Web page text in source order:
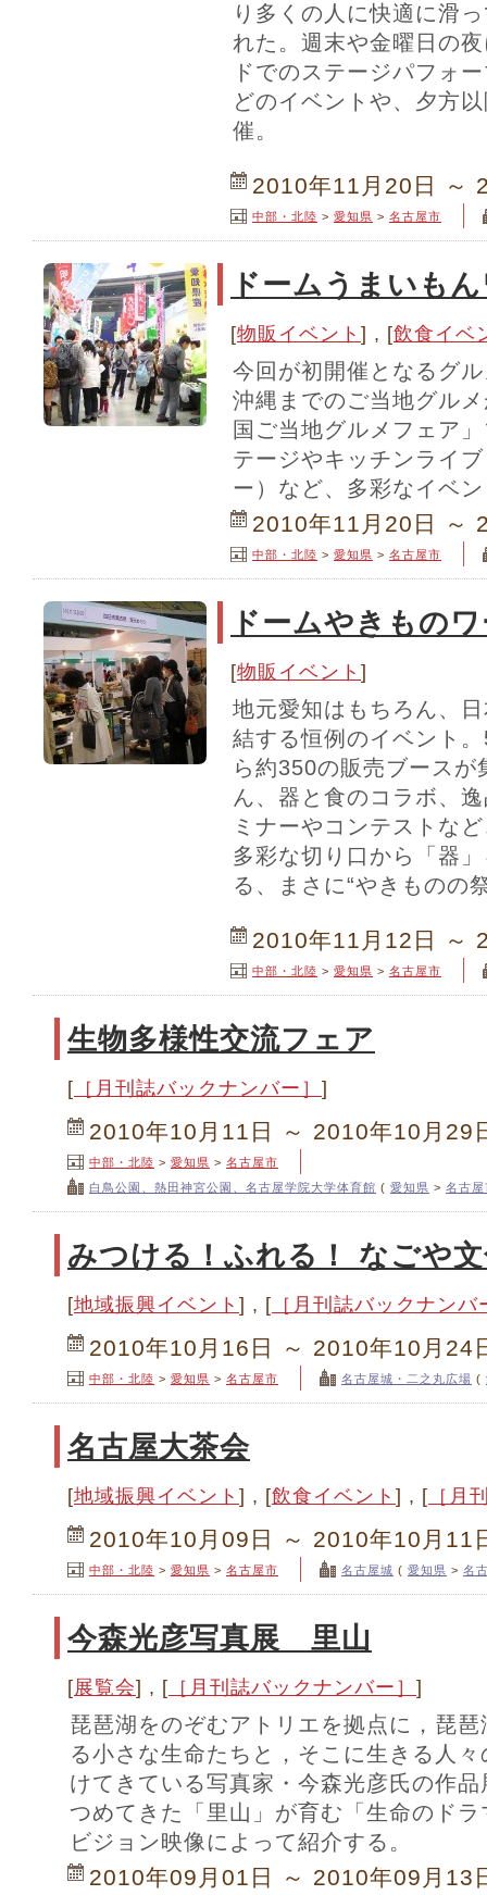
り多くの人に快適に滑
れた。週末や金曜日の
ドでのステージパフォ
どのイベントや、夕方
催。
2010年11月20日 ～
中部・北陸 > 愛知県 > 名古屋市
ドームうまいも
[物販イベント ] , [飲食イベ
今回が初開催となるグ
沖縄までのご当地グル
国ご当地グルメフェア
テージやキッチンライ
ー）など、多彩なイベ
2010年11月20日 ～
中部・北陸 > 愛知県 > 名古屋市
ドームやきもの
[物販イベント ]
地元愛知はもちろん、
結する恒例のイベント
ら約350の販売ブース
ん、器と食のコラボ、
ミナーやコンテストな
多彩な切り口から「器
る、まさに“やきものの
2010年11月12日 ～
中部・北陸 > 愛知県 > 名古屋市
生物多様性交流フェア
[ ［月刊誌バックナンバー］ ]
2010年10月11日 ～ 2010年10月29
中部・北陸 > 愛知県 > 名古屋市
白鳥公園、熱田神宮公園、名古屋学院大学体育館 ( 愛知県 > 名古屋
みつける！ふれる！ なごや
[地域振興イベント ] , [ ［月刊誌バックナンバ
2010年10月16日 ～ 2010年10月24
中部・北陸 > 愛知県 > 名古屋市 名古屋城・二之丸広場 (
名古屋大茶会
[地域振興イベント ] , [飲食イベント ] , [ ［月
2010年10月09日 ～ 2010年10月11
中部・北陸 > 愛知県 > 名古屋市 名古屋城 ( 愛知県 > 名
今森光彦写真展 里山
[展覧会] , [ ［月刊誌バックナンバー］ ]
琵琶湖をのぞむアトリエを拠点に，琵
る小さな生命たちと，そこに生きる人
けてきている写真家・今森光彦氏の作
つめてきた「里山」が育む「生命のド
ビジョン映像によって紹介する。
2010年09月01日 ～ 2010年09月13